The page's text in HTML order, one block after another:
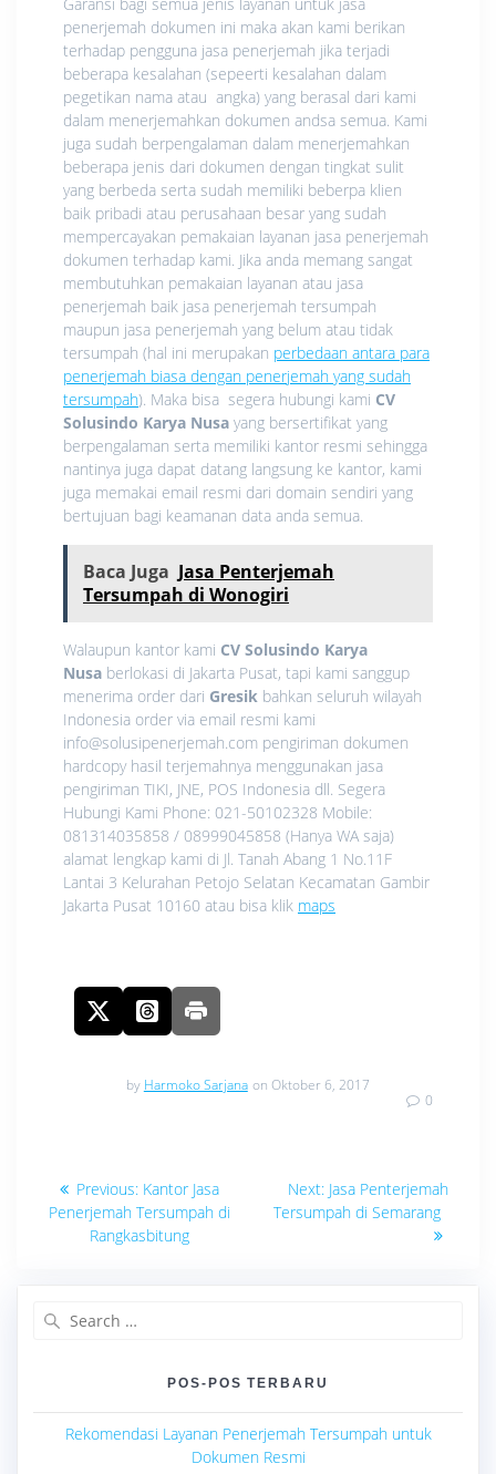
penerjemah dokumen ini maka akan kami berikan
terhadap pengguna jasa penerjemah jika terjadi
beberapa kesalahan (sepeerti kesalahan dalam
pegetikan nama atau angka) yang berasal dari kami
dalam menerjemahkan dokumen andsa semua. Kami
juga sudah berpengalaman dalam menerjemahkan
beberapa jenis dari dokumen dengan tingkat sulit
yang berbeda serta sudah memiliki beberpa klien
baik pribadi atau perusahaan besar yang sudah
mempercayakan pemakaian layanan jasa penerjemah
dokumen terhadap kami. Jika anda memang sangat
membutuhkan pemakaian layanan atau jasa
penerjemah baik jasa penerjemah tersumpah
maupun jasa penerjemah yang belum atau tidak
tersumpah (hal ini merupakan perbedaan antara para
penerjemah biasa dengan penerjemah yang sudah
tersumpah). Maka bisa segera hubungi kami CV
Solusindo Karya Nusa yang bersertifikat yang
berpengalaman serta memiliki kantor resmi sehingga
nantinya juga dapat datang langsung ke kantor, kami
juga memakai email resmi dari domain sendiri yang
bertujuan bagi keamanan data anda semua.
Baca Juga Jasa Penterjemah
Tersumpah di Wonogiri
Walaupun kantor kami CV Solusindo Karya
Nusa berlokasi di Jakarta Pusat, tapi kami sanggup
menerima order dari Gresik bahkan seluruh wilayah
Indonesia order via email resmi kami
info@solusipenerjemah.com pengiriman dokumen
hardcopy hasil terjemahnya menggunakan jasa
pengiriman TIKI, JNE, POS Indonesia dll. Segera
Hubungi Kami Phone: 021-50102328 Mobile:
081314035858 / 08999045858 (Hanya WA saja)
alamat lengkap kami di Jl. Tanah Abang 1 No.11F
Lantai 3 Kelurahan Petojo Selatan Kecamatan Gambir
Jakarta Pusat 10160 atau bisa klik maps
by Harmoko Sarjana on Oktober 6, 2017
0
Navigasi
pos
Previous: Previous
post:
Kantor Jasa
Penerjemah Tersumpah di
Rangkasbitung
Next: Next
post:
Jasa Penterjemah
Tersumpah di Semarang
POS-POS TERBARU
Rekomendasi Layanan Penerjemah Tersumpah untuk
Dokumen Resmi